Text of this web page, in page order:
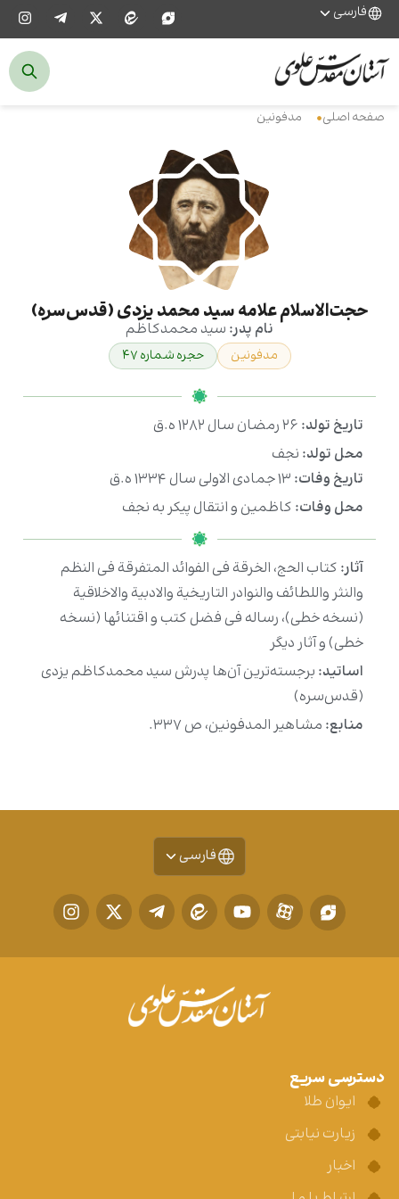
فارسی
صفحه اصلی مدفونین
حجت‌الاسلام علامه سید محمد یزدی (قدس‌سره)
نام پدر: سید محمدکاظم
مدفونین حجره شماره ۴۷
تاریخ تولد: ۲۶ رمضان سال ۱۲۸۲ ه.ق
محل تولد: نجف
تاریخ وفات: ۱۳ جمادی الاولی سال ۱۳۳۴ ه.ق
محل وفات: کاظمین و انتقال پیکر به نجف
آثار: کتاب الحج، الخرقة فی الفوائد المتفرقة فی النظم
والنثر واللطائف والنوادر التاريخية والادبية والاخلاقية
(نسخه خطی)، رساله فی فضل کتب و اقتنائها (نسخه
خطی) و آثار دیگر
اساتید: برجسته‌ترین آن‌ها پدرش سید محمدکاظم یزدی
(قدس‌سره)
منابع: مشاهیر المدفونین، ص ۳۳۷.
فارسی
دسترسی سریع
ایوان طلا
زیارت نیابتی
اخبار